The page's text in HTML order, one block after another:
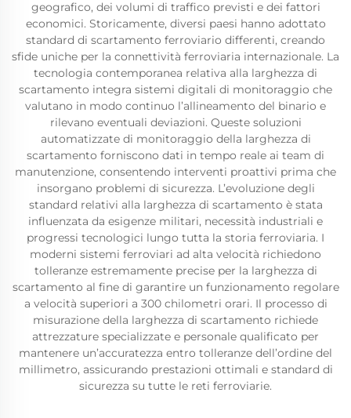
geografico, dei volumi di traffico previsti e dei fattori
economici. Storicamente, diversi paesi hanno adottato
standard di scartamento ferroviario differenti, creando
sfide uniche per la connettività ferroviaria internazionale. La
tecnologia contemporanea relativa alla larghezza di
scartamento integra sistemi digitali di monitoraggio che
valutano in modo continuo l’allineamento del binario e
rilevano eventuali deviazioni. Queste soluzioni
automatizzate di monitoraggio della larghezza di
scartamento forniscono dati in tempo reale ai team di
manutenzione, consentendo interventi proattivi prima che
insorgano problemi di sicurezza. L’evoluzione degli
standard relativi alla larghezza di scartamento è stata
influenzata da esigenze militari, necessità industriali e
progressi tecnologici lungo tutta la storia ferroviaria. I
moderni sistemi ferroviari ad alta velocità richiedono
tolleranze estremamente precise per la larghezza di
scartamento al fine di garantire un funzionamento regolare
a velocità superiori a 300 chilometri orari. Il processo di
misurazione della larghezza di scartamento richiede
attrezzature specializzate e personale qualificato per
mantenere un’accuratezza entro tolleranze dell’ordine del
millimetro, assicurando prestazioni ottimali e standard di
sicurezza su tutte le reti ferroviarie.